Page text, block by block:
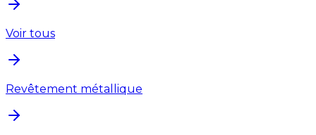
Voir tous
Revêtement métallique